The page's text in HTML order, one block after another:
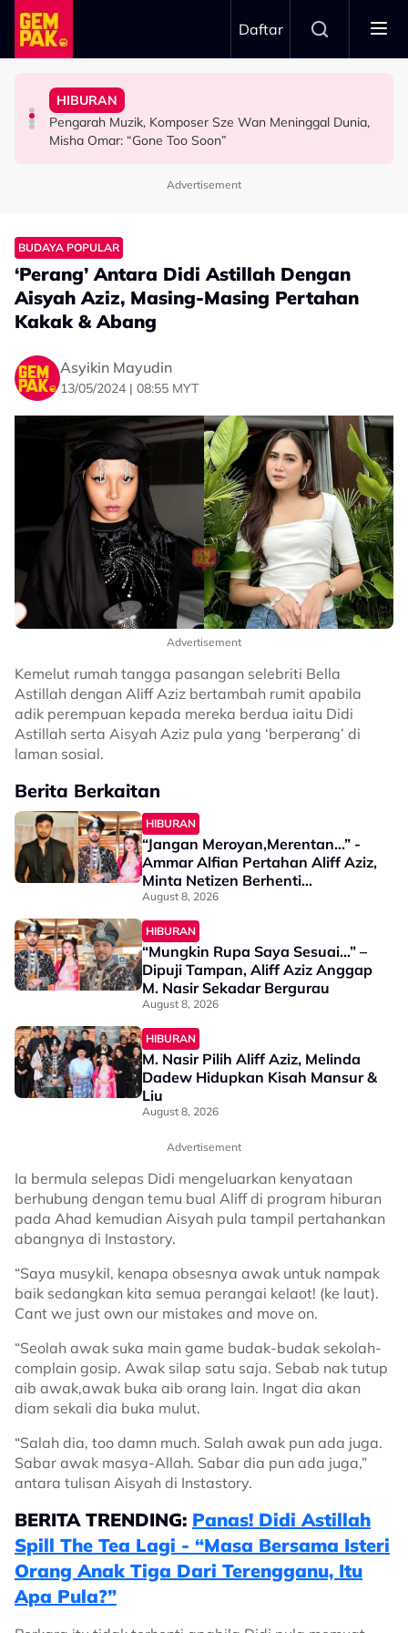
Skip to main content
Daftar
VIRAL
Tular Detik Pilu Di Majlis Pernikahan, Saksi Akad
Meninggal Dunia Sebelum Sempat Sahkan Lafaz
HIBURAN
Pengarah Muzik, Komposer Sze Wan Meninggal Dunia,
Misha Omar: “Gone Too Soon”
SELEBRITI
Stacy Rindu Zaman Persembahan 'All Out', Kongsi
Gelagat Penari Ketika Praktis - "Memang Kena Jeling..."
SELEBRITI
Bukan Penyanyi Ego, Adzrin Adzhar 'Back-Up' Awie -
"Ini Namanya Penyanyi Yang..."
Advertisement
BUDAYA POPULAR
‘Perang’ Antara Didi Astillah Dengan
Aisyah Aziz, Masing-Masing Pertahan
Kakak & Abang
Asyikin Mayudin
13/05/2024 | 08:55 MYT
Advertisement
Kemelut rumah tangga pasangan selebriti Bella
Astillah dengan Aliff Aziz bertambah rumit apabila
adik perempuan kepada mereka berdua iaitu Didi
Astillah serta Aisyah Aziz pula yang ‘berperang’ di
laman sosial.
Berita Berkaitan
HIBURAN
“Jangan Meroyan,Merentan...” -
Ammar Alfian Pertahan Aliff Aziz,
Minta Netizen Berhenti
Menghukum
August 8, 2026
HIBURAN
“Mungkin Rupa Saya Sesuai…” –
Dipuji Tampan, Aliff Aziz Anggap
M. Nasir Sekadar Bergurau
August 8, 2026
HIBURAN
M. Nasir Pilih Aliff Aziz, Melinda
Dadew Hidupkan Kisah Mansur &
Liu
August 8, 2026
Advertisement
Ia bermula selepas Didi mengeluarkan kenyataan
berhubung dengan temu bual Aliff di program hiburan
pada Ahad kemudian Aisyah pula tampil pertahankan
abangnya di Instastory.
“Saya musykil, kenapa obsesnya awak untuk nampak
baik sedangkan kita semua perangai kelaot! (ke laut).
Cant we just own our mistakes and move on.
“Seolah awak suka main game budak-budak sekolah-
complain gosip. Awak silap satu saja. Sebab nak tutup
aib awak,awak buka aib orang lain. Ingat dia akan
diam sekali dia buka mulut.
“Salah dia, too damn much. Salah awak pun ada juga.
Sabar awak masya-Allah. Sabar dia pun ada juga,”
antara tulisan Aisyah di Instastory.
BERITA TRENDING: Panas! Didi Astillah
Spill The Tea Lagi - “Masa Bersama Isteri
Orang Anak Tiga Dari Terengganu, Itu
Apa Pula?”